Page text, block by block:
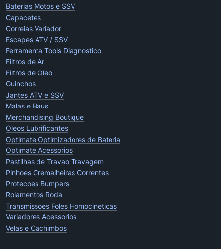
Baterias Motos e SSV
Capacetes
Correias Variador
Escapes ATV / SSV
Ferramenta Tools Diagnostico
Filtros de Ar
Filtros de Oleo
Guinchos
Jantes ATV e SSV
Malas e Baus
Merchandising Boutique
Oleos Lubrificantes
Optimate Optimizadores de Bateria
Optimate Acessorios
Pastilhas de Travao Travagem
Pinhoes Cremalheiras Correntes
Protecoes Bumpers
Rolamentos Roda
Transmissoes Foles Homocineticas
Variadores Acessorios
Velas e Cachimbos